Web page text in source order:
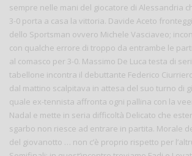
sempre nelle mani del giocatore di Alessandria
3-0 porta a casa la vittoria. Davide Aceto
dello Sportsman ovvero Michele Vasciaveo;
con qualche errore di troppo da entrambe le
al comasco per 3-0. Massimo De Luca testa di
tabellone incontra il debuttante Federico
dal mattino scalpitava in attesa del suo turno di
quale ex-tennista affronta ogni pallina con la
Nadal e mette in seria difficoltà Delicato che
sgarbo non riesce ad entrare in partita. Morale
del giovanotto … non c’è proprio rispetto per